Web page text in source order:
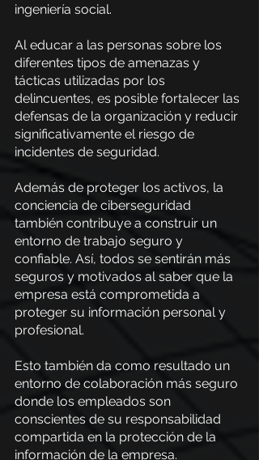
ingeniería social.
Al educar a las personas sobre los
diferentes tipos de amenazas y
tácticas utilizadas por los
delincuentes, es posible fortalecer las
defensas de la organización y reducir
significativamente el riesgo de
incidentes de seguridad.
Además de proteger los activos, la
conciencia de ciberseguridad
también contribuye a construir un
entorno de trabajo seguro y
confiable. Así, todos se sentirán más
seguros y motivados al saber que la
empresa está comprometida a
proteger su información personal y
profesional.
Esto también da como resultado un
entorno de colaboración más seguro
donde los empleados son
conscientes de su responsabilidad
compartida en la protección de la
información de la empresa.